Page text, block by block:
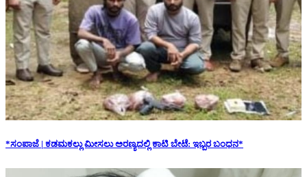
*ಸಂಪಾಜೆ | ಕಡಮಕಲ್ಲು ಮೀಸಲು ಅರಣ್ಯದಲ್ಲಿ ಕಾಟಿ ಬೇಟೆ: ಇಬ್ಬರ ಬಂಧನ*